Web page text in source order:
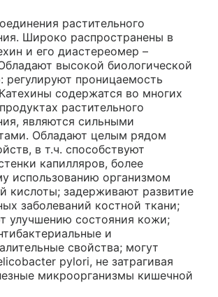
растительного
Широко распространены в
и его диастереомер –
высокой биологической
регулируют проницаемость
содержатся во многих
растительного
являются сильными
Обладают целым рядом
в т.ч. способствуют
капилляров, более
использованию организмом
кислоты; задерживают развитие
заболеваний костной ткани;
улучшению состояния кожи;
и
свойства; могут
pylori, не затрагивая
микроорганизмы кишечной